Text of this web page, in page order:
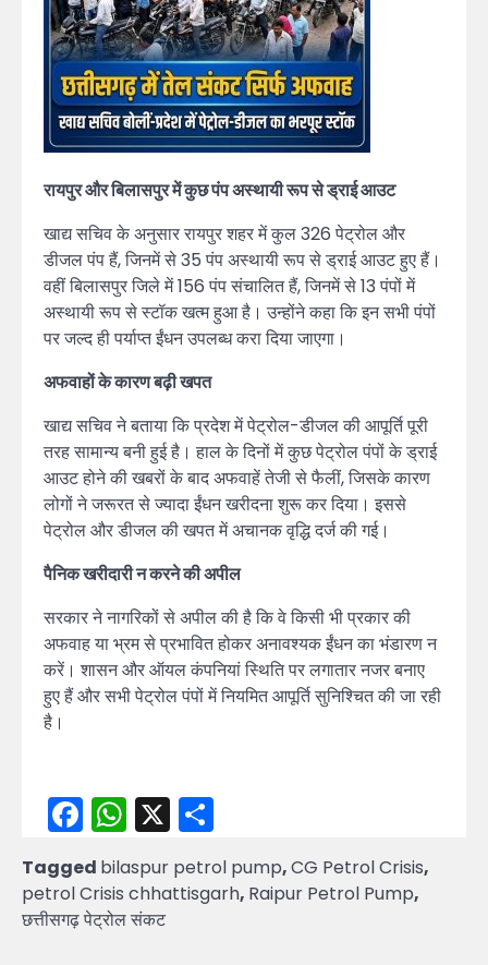
रायपुर और बिलासपुर में कुछ पंप अस्थायी रूप से ड्राई आउट
खाद्य सचिव के अनुसार रायपुर शहर में कुल 326 पेट्रोल और
डीजल पंप हैं, जिनमें से 35 पंप अस्थायी रूप से ड्राई आउट हुए हैं।
वहीं बिलासपुर जिले में 156 पंप संचालित हैं, जिनमें से 13 पंपों में
अस्थायी रूप से स्टॉक खत्म हुआ है। उन्होंने कहा कि इन सभी पंपों
पर जल्द ही पर्याप्त ईंधन उपलब्ध करा दिया जाएगा।
अफवाहों के कारण बढ़ी खपत
खाद्य सचिव ने बताया कि प्रदेश में पेट्रोल-डीजल की आपूर्ति पूरी
तरह सामान्य बनी हुई है। हाल के दिनों में कुछ पेट्रोल पंपों के ड्राई
आउट होने की खबरों के बाद अफवाहें तेजी से फैलीं, जिसके कारण
लोगों ने जरूरत से ज्यादा ईंधन खरीदना शुरू कर दिया। इससे
पेट्रोल और डीजल की खपत में अचानक वृद्धि दर्ज की गई।
पैनिक खरीदारी न करने की अपील
सरकार ने नागरिकों से अपील की है कि वे किसी भी प्रकार की
अफवाह या भ्रम से प्रभावित होकर अनावश्यक ईंधन का भंडारण न
करें। शासन और ऑयल कंपनियां स्थिति पर लगातार नजर बनाए
हुए हैं और सभी पेट्रोल पंपों में नियमित आपूर्ति सुनिश्चित की जा रही
है।
Facebook
WhatsApp
X
Tagged bilaspur petrol pump,CG Petrol Crisis,
petrol Crisis chhattisgarh, Raipur Petrol Pump,
छत्तीसगढ़ पेट्रोल संकट